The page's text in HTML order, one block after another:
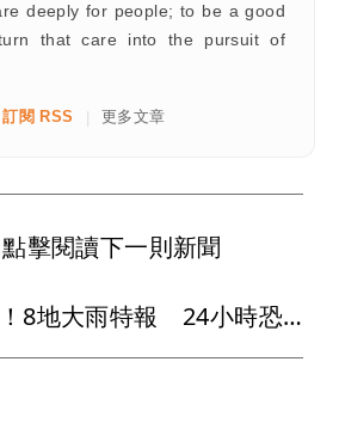
deeply for people; to be a good
that care into the pursuit of
訂閱 RSS | 更多文章
點擊閱讀下一則新聞
白海豚颱風來了！8地大雨特報 24小時恐下500毫米